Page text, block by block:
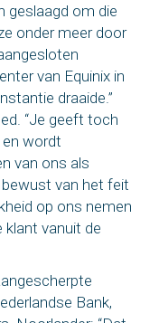
geslaagd om die
onder meer door
van Equinix in
draaide.”
“Je geeft toch
en wordt
van ons als
bewust van het feit
op ons nemen
klant vanuit de
Bank,